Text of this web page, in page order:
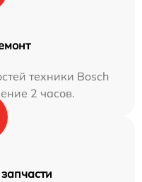
техники Bosch
2 часов.